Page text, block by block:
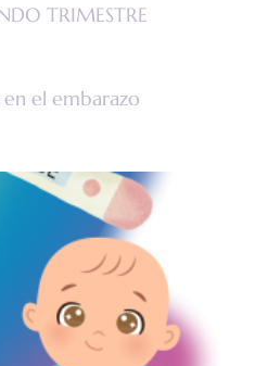
TRIMESTRE
en el embarazo